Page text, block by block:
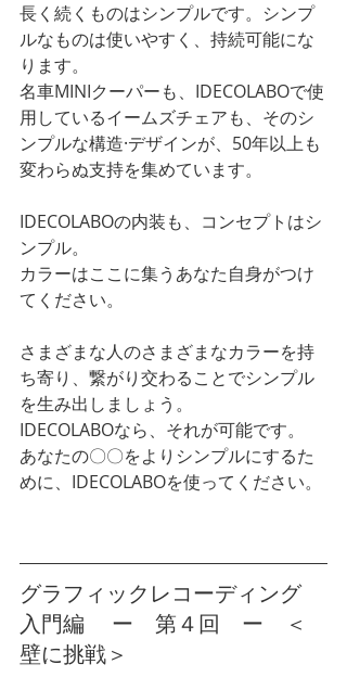
長く続くものはシンプルです。シンプ
ルなものは使いやすく、持続可能にな
ります。
名車MINIクーパーも、IDECOLABOで使
用しているイームズチェアも、そのシ
ンプルな構造·デザインが、50年以上も
変わらぬ支持を集めています。
IDECOLABOの内装も、コンセプトはシ
ンプル。
カラーはここに集うあなた自身がつけ
てください。
さまざまな人のさまざまなカラーを持
ち寄り、繋がり交わることでシンプル
を生み出しましょう。
IDECOLABOなら、それが可能です。
あなたの〇〇をよりシンプルにするた
めに、IDECOLABOを使ってください。
グラフィックレコーディング
入門編 　ー　第４回　ー　＜
壁に挑戦＞